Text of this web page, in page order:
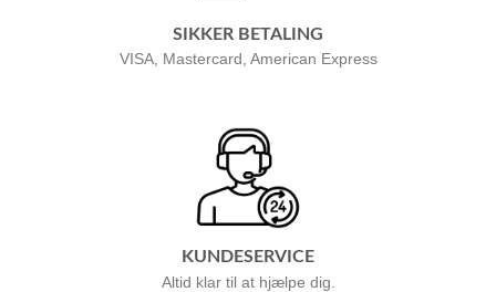
SIKKER BETALING
VISA, Mastercard, American Express
KUNDESERVICE
Altid klar til at hjælpe dig.